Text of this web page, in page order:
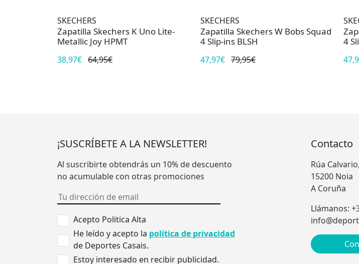
SKECHERS
Zapatilla Skechers K Uno Lite-
Metallic Joy HPMT
38,97€ 64,95€
SKECHERS
Zapatilla Skechers W Bobs Squad
4 Slip-ins BLSH
47,97€ 79,95€
4
¡SUSCRÍBETE A LA NEWSLETTER!
Al suscribirte obtendrás un 10% de descuento
no acumulable con otras promociones
Acepto Politica Alta
He leído y acepto la política de privacidad
de Deportes Casais.
Estoy interesado en recibir publicidad.
Contacto
Rúa
15200 Noia
A Coruña
Llámanos: